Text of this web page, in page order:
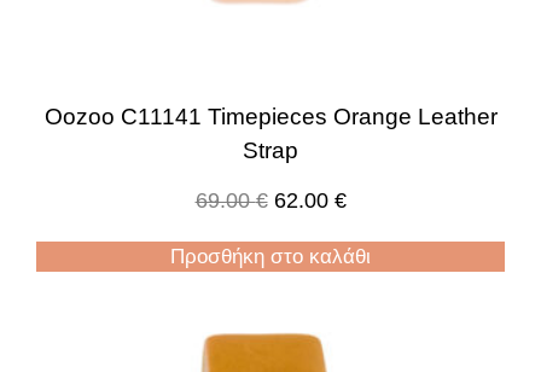
Oozoo C11141 Timepieces Orange Leather
Strap
69.00€ 62.00 €
Προσθήκη στο καλάθι